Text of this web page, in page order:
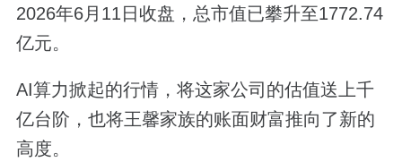
2026年6月11日收盘，总市值已攀升至1772.74
亿元。
AI算力掀起的行情，将这家公司的估值送上千
亿台阶，也将王馨家族的账面财富推向了新的
高度。